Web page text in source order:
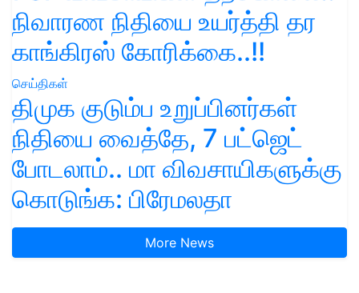
நிவாரண நிதியை உயர்த்தி தர
காங்கிரஸ் கோரிக்கை..!!
செய்திகள்
திமுக குடும்ப உறுப்பினர்கள்
நிதியை வைத்தே, 7 பட்ஜெட்
போடலாம்.. மா விவசாயிகளுக்கு
கொடுங்க: பிரேமலதா
More News